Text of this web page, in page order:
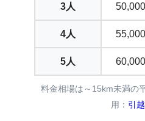
3人
4人
5人
料金相場は～15km未満の
用： 引